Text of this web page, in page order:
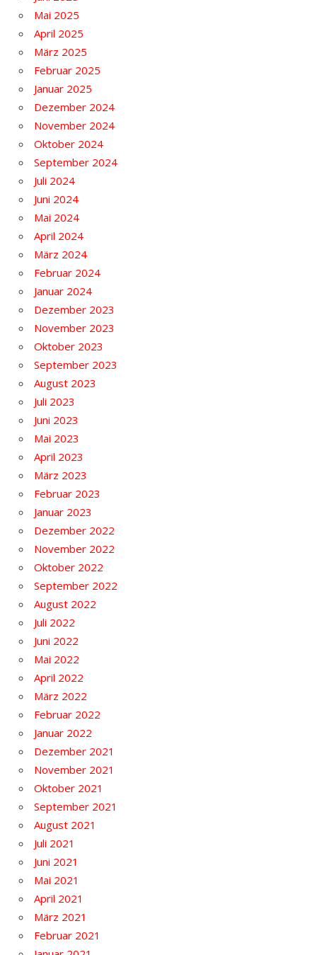
Mai 2025
April 2025
März 2025
Februar 2025
Januar 2025
Dezember 2024
November 2024
Oktober 2024
September 2024
Juli 2024
Juni 2024
Mai 2024
April 2024
März 2024
Februar 2024
Januar 2024
Dezember 2023
November 2023
Oktober 2023
September 2023
August 2023
Juli 2023
Juni 2023
Mai 2023
April 2023
März 2023
Februar 2023
Januar 2023
Dezember 2022
November 2022
Oktober 2022
September 2022
August 2022
Juli 2022
Juni 2022
Mai 2022
April 2022
März 2022
Februar 2022
Januar 2022
Dezember 2021
November 2021
Oktober 2021
September 2021
August 2021
Juli 2021
Juni 2021
Mai 2021
April 2021
März 2021
Februar 2021